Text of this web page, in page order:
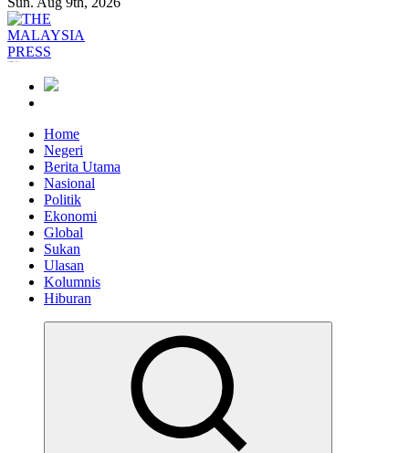
Home
Negeri
Berita Utama
Nasional
Politik
Ekonomi
Global
Sukan
Ulasan
Kolumnis
Hiburan